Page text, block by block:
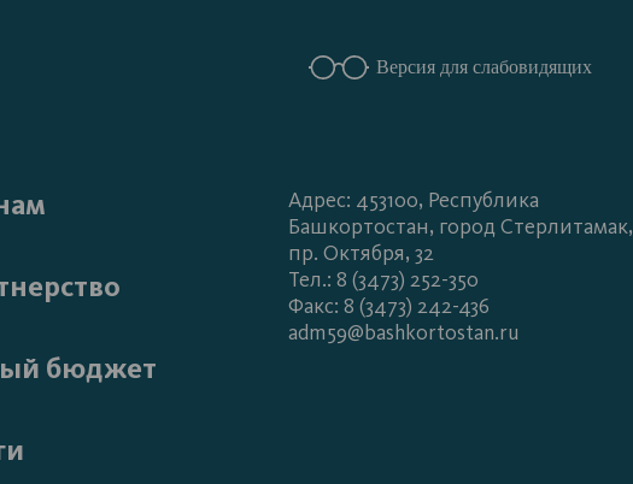
Версия для слабовидящих
бюджет
Адрес: 453100, Республика
Башкортостан, город Стерлитамак,
пр. Октября, 32
Тел.: 8 (3473) 252-350
Факс: 8 (3473) 242-436
adm59@bashkortostan.ru